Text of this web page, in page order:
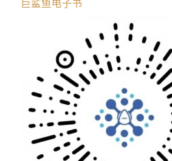
巨鲨鱼电子书